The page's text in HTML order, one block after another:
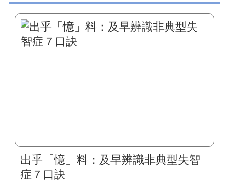
出乎「憶」料：及早辨識非典型失智
症７口訣